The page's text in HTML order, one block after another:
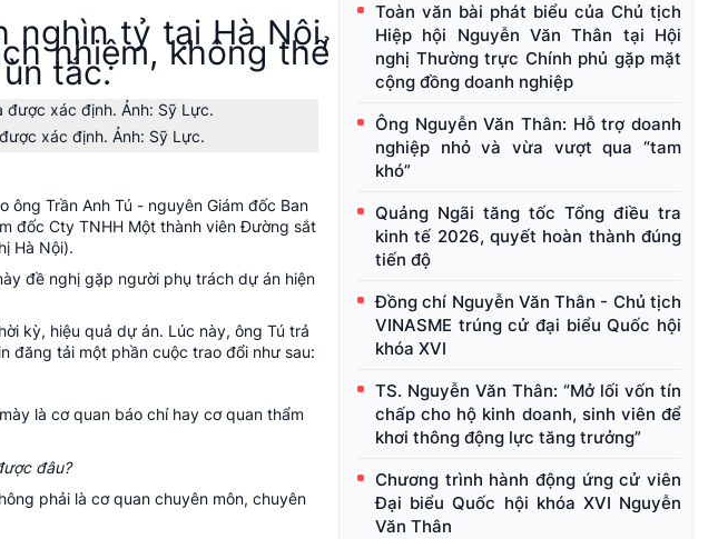
nghìn tỷ tại Hà Nội,
nhiệm, không thể
tắc.
xác định. Ảnh: Sỹ Lực.
ông Trần Anh Tú - nguyên Giám đốc Ban
đốc Cty TNHH Một thành viên Đường sắt
Hà Nội).
đề nghị gặp người phụ trách dự án hiện
kỳ, hiệu quả dự án. Lúc này, ông Tú trả
đăng tải một phần cuộc trao đổi như sau:
là cơ quan báo chí hay cơ quan thẩm
đâu?
phải là cơ quan chuyên môn, chuyên
Toàn văn bài phát biểu của Chủ tịch
Hiệp hội Nguyễn Văn Thân tại Hội
nghị Thường trực Chính phủ gặp mặt
cộng đồng doanh nghiệp
Ông Nguyễn Văn Thân: Hỗ trợ doanh
nghiệp nhỏ và vừa vượt qua “tam
khó”
Quảng Ngãi tăng tốc Tổng điều tra
kinh tế 2026, quyết hoàn thành đúng
tiến độ
Đồng chí Nguyễn Văn Thân - Chủ tịch
VINASME trúng cử đại biểu Quốc hội
khóa XVI
TS. Nguyễn Văn Thân: “Mở lối vốn tín
chấp cho hộ kinh doanh, sinh viên để
khơi thông động lực tăng trưởng”
Chương trình hành động ứng cử viên
Đại biểu Quốc hội khóa XVI Nguyễn
Văn Thân